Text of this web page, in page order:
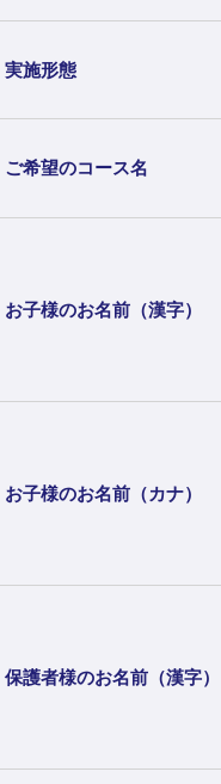
実施形態
ご希望のコース名
お子様のお名前（漢字）
お子様のお名前（カナ）
保護者様のお名前（漢字）